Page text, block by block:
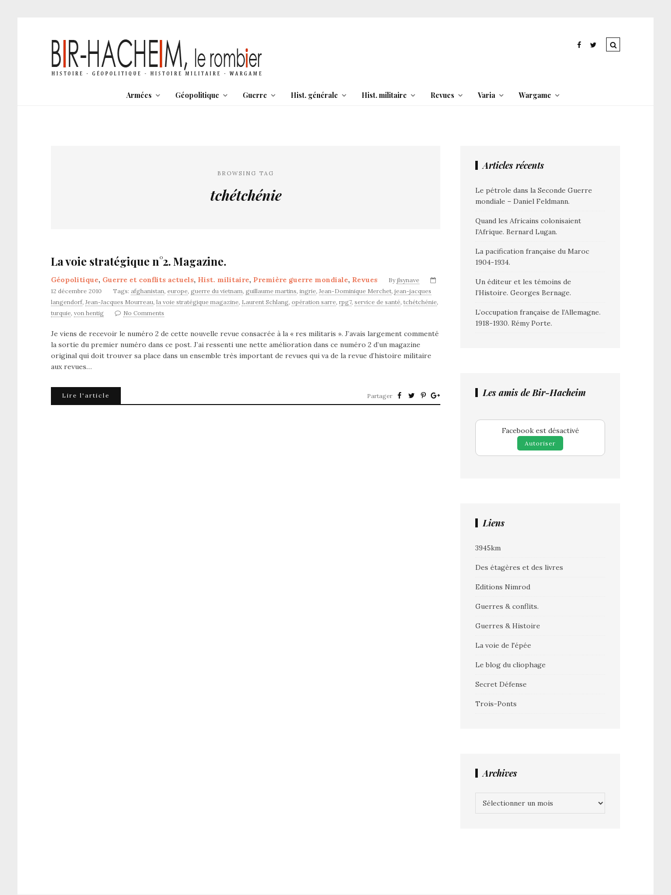
Armées Géopolitique Guerre Hist. générale Hist. militaire Revues Varia Wargame
BROWSING TAG
tchétchénie
La voie stratégique n°2. Magazine.
Géopolitique, Guerre et conflits actuels, Hist. militaire, Première guerre mondiale, Revues By jlsynave
12 décembre 2010
Tags: afghanistan, europe, guerre du vietnam, guillaume martins, ingrie,Jean-Dominique Merchet, jean-jacques
langendorf,Jean-Jacques Mourreau, la voie stratégique magazine, Laurent Schlang, opération sarre, rpg7, service de santé, tchétchénie,
turquie, von hentig No Comments
Je viens de recevoir le numéro 2 de cette nouvelle revue consacrée à la « res militaris ». J’avais largement commenté
la sortie du premier numéro dans ce post. J’ai ressenti une nette amélioration dans ce numéro 2 d’un magazine
original qui doit trouver sa place dans un ensemble très important de revues qui va de la revue d’histoire militaire
aux revues…
Lire l'article Partager
Articles récents
Le pétrole dans la Seconde Guerre
mondiale – Daniel Feldmann.
Quand les Africains colonisaient
l’Afrique. Bernard Lugan.
La pacification française du Maroc
1904-1934.
Un éditeur et les témoins de
l’Histoire. Georges Bernage.
L’occupation française de l’Allemagne.
1918-1930. Rémy Porte.
Les amis de Bir-Hacheim
Facebook est désactivé
Autoriser
Liens
3945km
Des étagères et des livres
Editions Nimrod
Guerres & conflits.
Guerres & Histoire
La voie de l'épée
Le blog du cliophage
Secret Défense
Trois-Ponts
Archives